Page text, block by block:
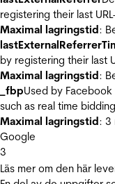
registering their last
Maximal lagringstid:
by registering their last
Maximal lagringstid:
_fbpUsed by
such as real time
Maximal lagringstid: 3
Google
3
Läs mer om den här